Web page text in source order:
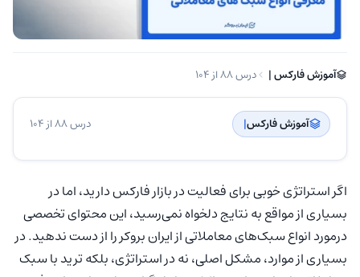
آموزش فارکس | ‌ درس 88 از 104
آموزش فارکس| ‌ درس 88 از 104
اگر استراتژی خوبی برای فعالیت در بازار فارکس دارید، اما در
بسیاری از مواقع به نتایج دلخواه نمی‌رسید، این محتوای تخصصی
درمورد انواع سبک‌های معاملاتی از ایران بروکر را از دست ندهید. در
بسیاری از موارد، مشکل اصلی، نه در استراتژی، بلکه ترید با سبک